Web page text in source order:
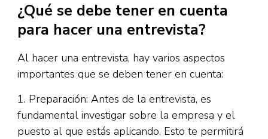
¿Qué se debe tener en cuenta
para hacer una entrevista?
Al hacer una entrevista, hay varios aspectos
importantes que se deben tener en cuenta:
1. Preparación: Antes de la entrevista, es
fundamental investigar sobre la empresa y el
puesto al que estás aplicando. Esto te permitirá